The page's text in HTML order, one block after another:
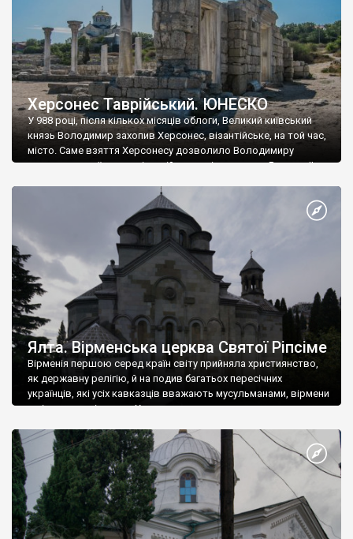
Херсонес Таврійський. ЮНЕСКО
У 988 році, після кількох місяців облоги, Великий київський
князь Володимир захопив Херсонес, візантійське, на той час,
місто. Саме взяття Херсонесу дозволило Володимиру
диктувати свої умови візантійському імператору Василю ІІ, та
Херсонесі Володимир-язичник, став Василем-християнином.
А потім було Хрещення Русі. На честь Херсонесу Таврійського
Ялта. Вірменська церква Святої Ріпсіме
Вірменія першою серед країн світу прийняла християнство,
як державну релігію, й на подив багатьох пересічних
українців, які усіх кавказців вважають мусульманами, вірмени
є відданими вірянами Христа